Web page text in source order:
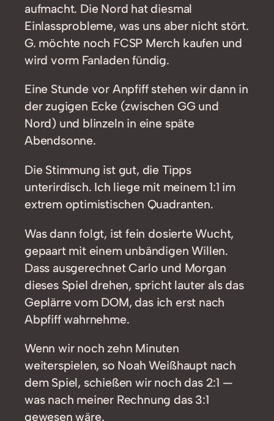
aufmacht. Die Nord hat diesmal
Einlassprobleme, was uns aber nicht stört.
G. möchte noch FCSP Merch kaufen und
wird vorm Fanladen fündig.
Eine Stunde vor Anpfiff stehen wir dann in
der zugigen Ecke (zwischen GG und
Nord) und blinzeln in eine späte
Abendsonne.
Die Stimmung ist gut, die Tipps
unterirdisch. Ich liege mit meinem 1:1 im
extrem optimistischen Quadranten.
Was dann folgt, ist fein dosierte Wucht,
gepaart mit einem unbändigen Willen.
Dass ausgerechnet Carlo und Morgan
dieses Spiel drehen, spricht lauter als das
Geplärre vom DOM, das ich erst nach
Abpfiff wahrnehme.
Wenn wir noch zehn Minuten
weiterspielen, so Noah Weißhaupt nach
dem Spiel, schießen wir noch das 2:1 —
was nach meiner Rechnung das 3:1
gewesen wäre.